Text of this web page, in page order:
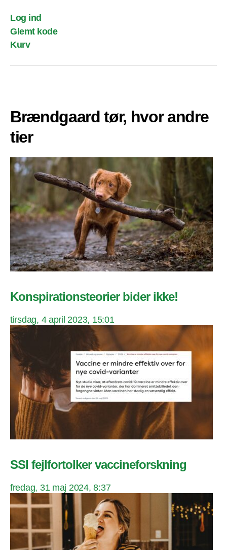
Log ind
Glemt kode
Kurv
Brændgaard tør, hvor andre
tier
Konspirationsteorier bider ikke!
tirsdag, 4 april 2023, 15:01
SSI fejlfortolker vaccineforskning
fredag, 31 maj 2024, 8:37